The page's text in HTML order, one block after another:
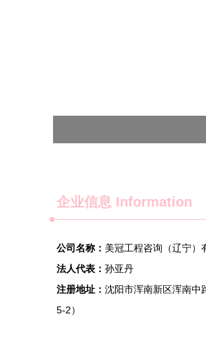
企业信息 Information
公司名称： 美冠工程咨询（辽宁）
法人代表： 孙亚丹
注册地址： 沈阳市浑南新区浑南中
5-2）